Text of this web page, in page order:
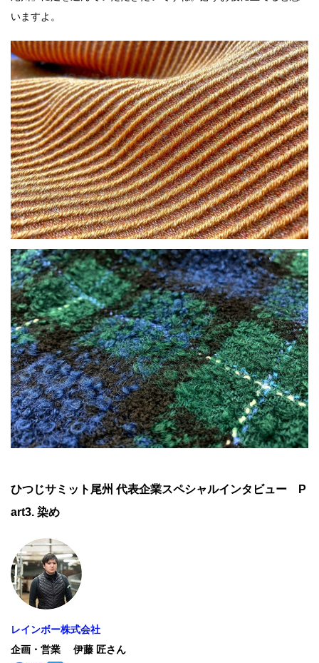
いますよ。
ひつじサミット尾州 代表企業スペシャルインタビュー P
art3. 染め
レインボー株式会社
企画・営業 伊藤 匠さん